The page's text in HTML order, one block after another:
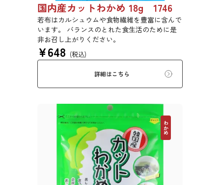
国内産カットわかめ 18g 1746
若布はカルシュウムや食物繊維を豊富に含んで
います。 バランスのとれた食生活のために是
非お召し上がりください。
¥648 (税込)
詳細はこちら
わかめ